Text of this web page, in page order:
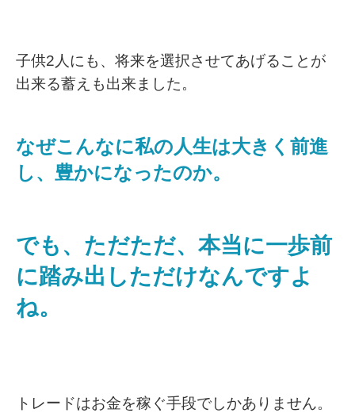
子供2人にも、将来を選択させてあげることが
出来る蓄えも出来ました。
なぜこんなに私の人生は大きく前進
し、豊かになったのか。
でも、ただただ、本当に一歩前
に踏み出しただけなんですよ
ね。
トレードはお金を稼ぐ手段でしかありません。